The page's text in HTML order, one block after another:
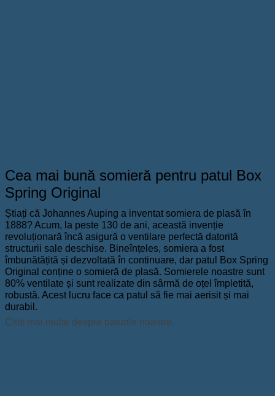
Cea mai bună somieră pentru patul Box
Spring Original
Știați că Johannes Auping a inventat somiera de plasă în
1888? Acum, la peste 130 de ani, această invenție
revoluționară încă asigură o ventilare perfectă datorită
structurii sale deschise. Bineînțeles, somiera a fost
îmbunătățită și dezvoltată în continuare, dar patul Box Spring
Original conține o somieră de plasă. Somierele noastre sunt
80% ventilate și sunt realizate din sârmă de oțel împletită,
robustă. Acest lucru face ca patul să fie mai aerisit și mai
durabil.
Citiți mai multe despre paturile noastre.